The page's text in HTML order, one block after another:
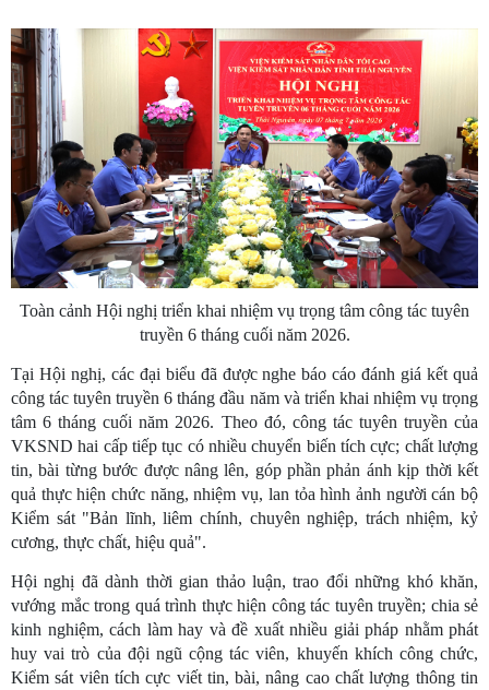
Toàn cảnh Hội nghị triển khai nhiệm vụ trọng tâm công tác tuyên
truyền 6 tháng cuối năm 2026.
Tại Hội nghị, các đại biểu đã được nghe báo cáo đánh giá kết quả
công tác tuyên truyền 6 tháng đầu năm và triển khai nhiệm vụ trọng
tâm 6 tháng cuối năm 2026. Theo đó, công tác tuyên truyền của
VKSND hai cấp tiếp tục có nhiều chuyển biến tích cực; chất lượng
tin, bài từng bước được nâng lên, góp phần phản ánh kịp thời kết
quả thực hiện chức năng, nhiệm vụ, lan tỏa hình ảnh người cán bộ
Kiểm sát "Bản lĩnh, liêm chính, chuyên nghiệp, trách nhiệm, kỷ
cương, thực chất, hiệu quả".
Hội nghị đã dành thời gian thảo luận, trao đổi những khó khăn,
vướng mắc trong quá trình thực hiện công tác tuyên truyền; chia sẻ
kinh nghiệm, cách làm hay và đề xuất nhiều giải pháp nhằm phát
huy vai trò của đội ngũ cộng tác viên, khuyến khích công chức,
Kiểm sát viên tích cực viết tin, bài, nâng cao chất lượng thông tin